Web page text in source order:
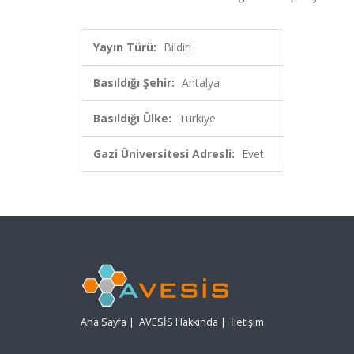
Yayın Türü: Bildiri
Basıldığı Şehir: Antalya
Basıldığı Ülke: Türkiye
Gazi Üniversitesi Adresli: Evet
Ana Sayfa | AVESİS Hakkında | İletişim